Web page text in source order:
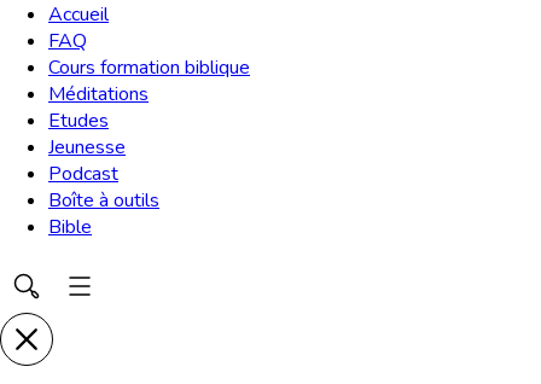
Accueil
FAQ
Cours formation biblique
Méditations
Etudes
Jeunesse
Podcast
Boîte à outils
Bible